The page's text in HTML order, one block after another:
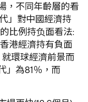
，不同年齡層的看
」對中國經濟持
比例持负面看法:
港經濟持有負面
環球經濟前景而
」為81％，而